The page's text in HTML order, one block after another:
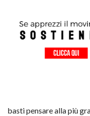
basti pensare alla più